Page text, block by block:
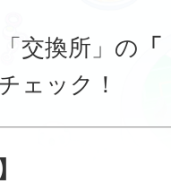
交換所」の 「
ェック！